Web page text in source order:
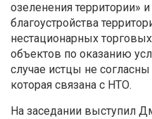
озеленения территории»
благоустройства
нестационарных
объектов по оказанию
случае истцы не согласны
которая связана с НТО.
На заседании выступил